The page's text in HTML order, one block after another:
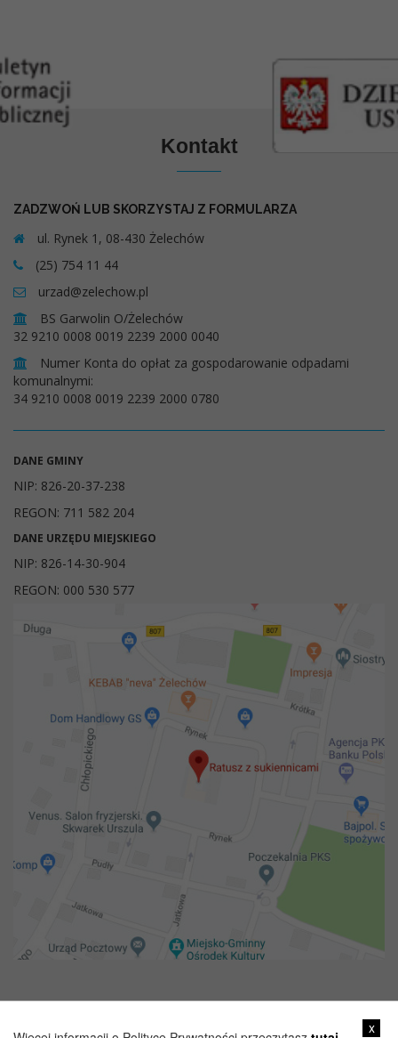
Kontakt
ZADZWOŃ LUB SKORZYSTAJ Z FORMULARZA
ul. Rynek 1, 08-430 Żelechów
(25) 754 11 44
urzad@zelechow.pl
BS Garwolin O/Żelechów
32 9210 0008 0019 2239 2000 0040
Numer Konta do opłat za gospodarowanie odpadami
komunalnymi:
34 9210 0008 0019 2239 2000 0780
DANE GMINY
NIP: 826-20-37-238
REGON: 711 582 204
DANE URZĘDU MIEJSKIEGO
NIP: 826-14-30-904
REGON: 000 530 577
x